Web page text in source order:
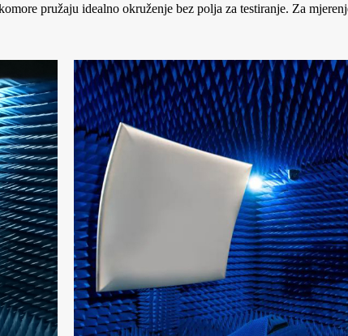
pružaju idealno okruženje bez polja za testiranje. Za